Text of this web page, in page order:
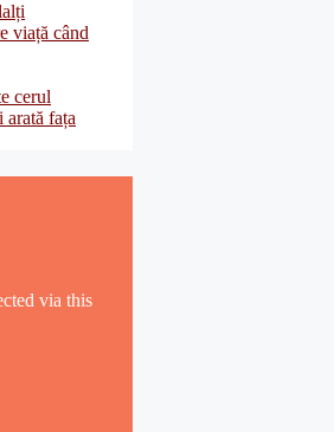
viață când
cerul
arată fața
via this